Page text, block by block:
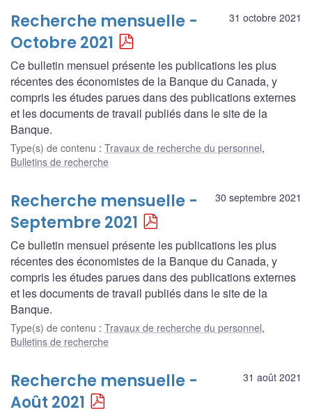
31 octobre 2021
Recherche mensuelle -
Octobre 2021
Ce bulletin mensuel présente les publications les plus
récentes des économistes de la Banque du Canada, y
compris les études parues dans des publications externes
et les documents de travail publiés dans le site de la
Banque.
Type(s) de contenu : Travaux de recherche du personnel,
Bulletins de recherche
30 septembre 2021
Recherche mensuelle -
Septembre 2021
Ce bulletin mensuel présente les publications les plus
récentes des économistes de la Banque du Canada, y
compris les études parues dans des publications externes
et les documents de travail publiés dans le site de la
Banque.
Type(s) de contenu : Travaux de recherche du personnel,
Bulletins de recherche
31 août 2021
Recherche mensuelle -
Août 2021